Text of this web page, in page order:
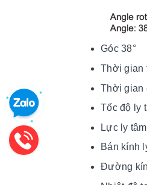
Góc 38°
Thời gian
Thời gian
Tốc độ ly
Lực ly
Bán kính
Đường